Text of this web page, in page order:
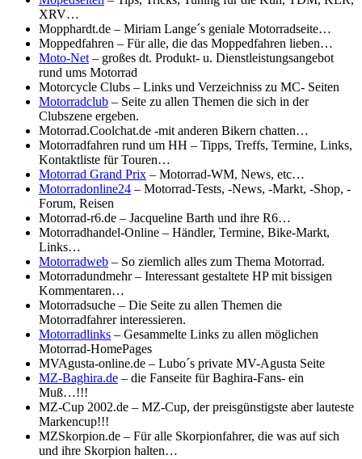
XRV…
Mopphardt.de – Miriam Lange´s geniale Motorradseite…
Moppedfahren – Für alle, die das Moppedfahren lieben…
Moto-Net – großes dt. Produkt- u. Dienstleistungsangebot
rund ums Motorrad
Motorcycle Clubs – Links und Verzeichniss zu MC- Seiten
Motorradclub – Seite zu allen Themen die sich in der
Clubszene ergeben.
Motorrad.Coolchat.de -mit anderen Bikern chatten…
Motorradfahren rund um HH – Tipps, Treffs, Termine, Links,
Kontaktliste für Touren…
Motorrad Grand Prix – Motorrad-WM, News, etc…
Motorradonline24 – Motorrad-Tests, -News, -Markt, -Shop, -
Forum, Reisen
Motorrad-r6.de – Jacqueline Barth und ihre R6…
Motorradhandel-Online – Händler, Termine, Bike-Markt,
Links…
Motorradweb – So ziemlich alles zum Thema Motorrad.
Motorradundmehr – Interessant gestaltete HP mit bissigen
Kommentaren…
Motorradsuche – Die Seite zu allen Themen die
Motorradfahrer interessieren.
Motorradlinks – Gesammelte Links zu allen möglichen
Motorrad-HomePages
MVAgusta-online.de – Lubo´s private MV-Agusta Seite
MZ-Baghira.de – die Fanseite für Baghira-Fans- ein
Muß…!!!
MZ-Cup 2002.de – MZ-Cup, der preisgünstigste aber lauteste
Markencup!!!
MZSkorpion.de – Für alle Skorpionfahrer, die was auf sich
und ihre Skorpion halten…